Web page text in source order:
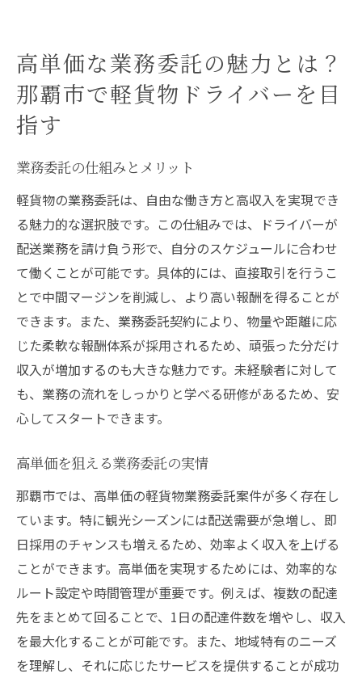
高単価な業務委託の魅力とは？
那覇市で軽貨物ドライバーを目
指す
業務委託の仕組みとメリット
軽貨物の業務委託は、自由な働き方と高収入を実現でき
る魅力的な選択肢です。この仕組みでは、ドライバーが
配送業務を請け負う形で、自分のスケジュールに合わせ
て働くことが可能です。具体的には、直接取引を行うこ
とで中間マージンを削減し、より高い報酬を得ることが
できます。また、業務委託契約により、物量や距離に応
じた柔軟な報酬体系が採用されるため、頑張った分だけ
収入が増加するのも大きな魅力です。未経験者に対して
も、業務の流れをしっかりと学べる研修があるため、安
心してスタートできます。
高単価を狙える業務委託の実情
那覇市では、高単価の軽貨物業務委託案件が多く存在し
ています。特に観光シーズンには配送需要が急増し、即
日採用のチャンスも増えるため、効率よく収入を上げる
ことができます。高単価を実現するためには、効率的な
ルート設定や時間管理が重要です。例えば、複数の配達
先をまとめて回ることで、1日の配達件数を増やし、収入
を最大化することが可能です。また、地域特有のニーズ
を理解し、それに応じたサービスを提供することが成功